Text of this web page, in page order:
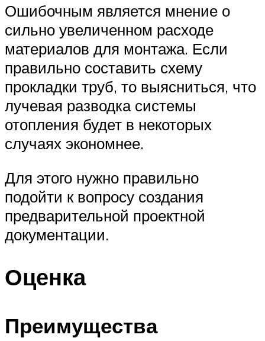
Ошибочным является мнение о
сильно увеличенном расходе
материалов для монтажа. Если
правильно составить схему
прокладки труб, то выясниться, что
лучевая разводка системы
отопления будет в некоторых
случаях экономнее.
Для этого нужно правильно
подойти к вопросу создания
предварительной проектной
документации.
Оценка
Преимущества